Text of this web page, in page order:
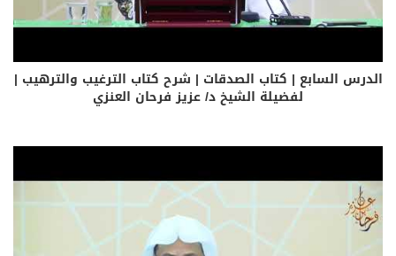
الدرس السابع | كتاب الصدقات | شرح كتاب الترغيب والترهيب |
لفضيلة الشيخ د/ عزيز فرحان العنزي